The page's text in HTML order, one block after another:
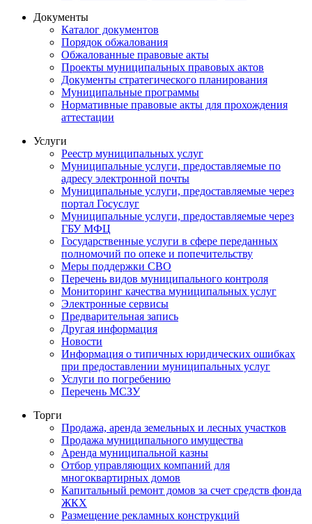
Документы
Каталог документов
Порядок обжалования
Обжалованные правовые акты
Проекты муниципальных правовых актов
Документы стратегического планирования
Муниципальные программы
Нормативные правовые акты для прохождения
аттестации
Услуги
Реестр муниципальных услуг
Муниципальные услуги, предоставляемые по
адресу электронной почты
Муниципальные услуги, предоставляемые через
портал Госуслуг
Муниципальные услуги, предоставляемые через
ГБУ МФЦ
Государственные услуги в сфере переданных
полномочий по опеке и попечительству
Меры поддержки СВО
Перечень видов муниципального контроля
Мониторинг качества муниципальных услуг
Электронные сервисы
Предварительная запись
Другая информация
Новости
Информация о типичных юридических ошибках
при предоставлении муниципальных услуг
Услуги по погребению
Перечень МСЗУ
Торги
Продажа, аренда земельных и лесных участков
Продажа муниципального имущества
Аренда муниципальной казны
Отбор управляющих компаний для
многоквартирных домов
Капитальный ремонт домов за счет средств фонда
ЖКХ
Размещение рекламных конструкций